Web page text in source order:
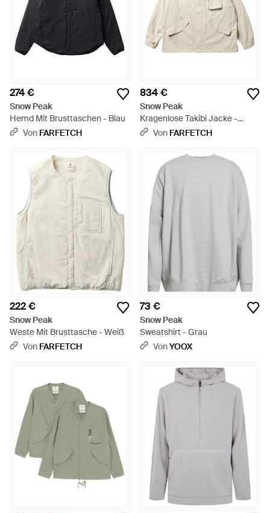
274 €
Snow Peak
Hemd Mit Brusttaschen - Blau
Von FARFETCH
834 €
Snow Peak
Kragenlose Takibi Jacke -
Natur
Von FARFETCH
222 €
Snow Peak
Weste Mit Brusttasche - Weiß
Von FARFETCH
73 €
Snow Peak
Sweatshirt - Grau
VonYOOX